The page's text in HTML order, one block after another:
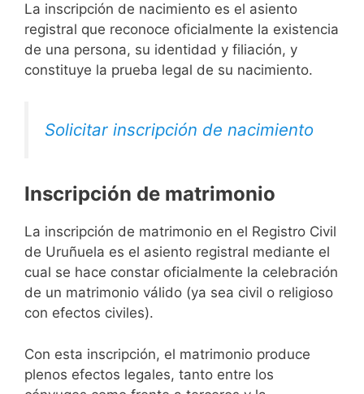
La inscripción de nacimiento es el asiento
registral que reconoce oficialmente la existencia
de una persona, su identidad y filiación, y
constituye la prueba legal de su nacimiento.
Solicitar inscripción de nacimiento
Inscripción de matrimonio
La inscripción de matrimonio en el Registro Civil
de Uruñuela es el asiento registral mediante el
cual se hace constar oficialmente la celebración
de un matrimonio válido (ya sea civil o religioso
con efectos civiles).
Con esta inscripción, el matrimonio produce
plenos efectos legales, tanto entre los